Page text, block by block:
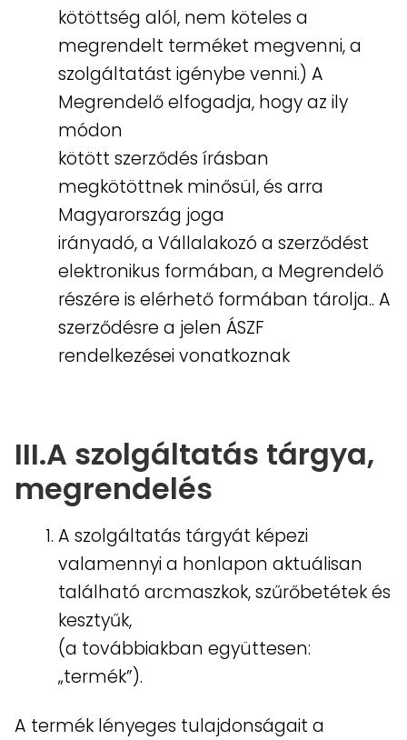
kötöttség alól, nem köteles a
megrendelt terméket megvenni, a
szolgáltatást igénybe venni.) A
Megrendelő elfogadja, hogy az ily
módon
kötött szerződés írásban
megkötöttnek minősül, és arra
Magyarország joga
irányadó, a Vállalakozó a szerződést
elektronikus formában, a Megrendelő
részére is elérhető formában tárolja.. A
szerződésre a jelen ÁSZF
rendelkezései vonatkoznak
III.A szolgáltatás tárgya,
megrendelés
A szolgáltatás tárgyát képezi
valamennyi a honlapon aktuálisan
található arcmaszkok, szűrőbetétek és
kesztyűk,
(a továbbiakban együttesen:
„termék”).
A termék lényeges tulajdonságait a